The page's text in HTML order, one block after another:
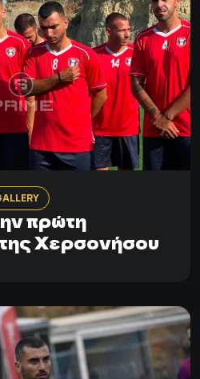
πρώτη
Χερσονήσου